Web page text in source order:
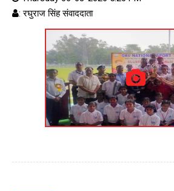
: रघुराज सिंह संवाददाता